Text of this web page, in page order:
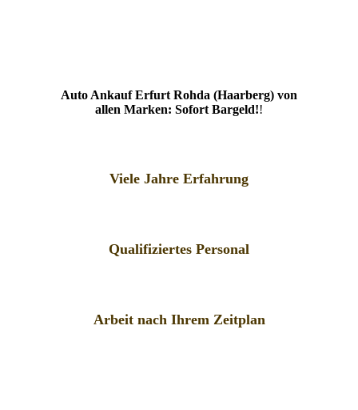
Auto Ankauf Erfurt Rohda (Haarberg) von
allen Marken: Sofort Bargeld!!
Viele Jahre Erfahrung
Qualifiziertes Personal
Arbeit nach Ihrem Zeitplan